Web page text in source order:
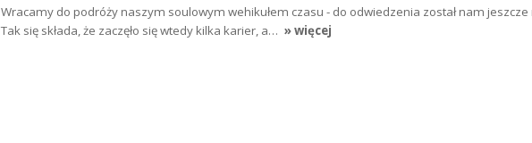
Wracamy do podróży naszym soulowym wehikułem czasu - do odwiedzenia został nam jeszcze
Tak się składa, że zaczęło się wtedy kilka karier, a… » więcej